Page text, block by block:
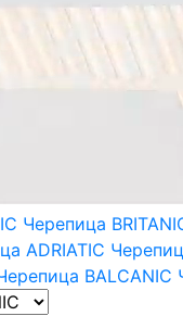
Черепица
ADRIATIC
BALCANIC